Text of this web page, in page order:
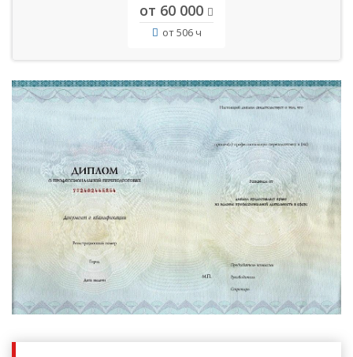
от 60 000
от 506 ч